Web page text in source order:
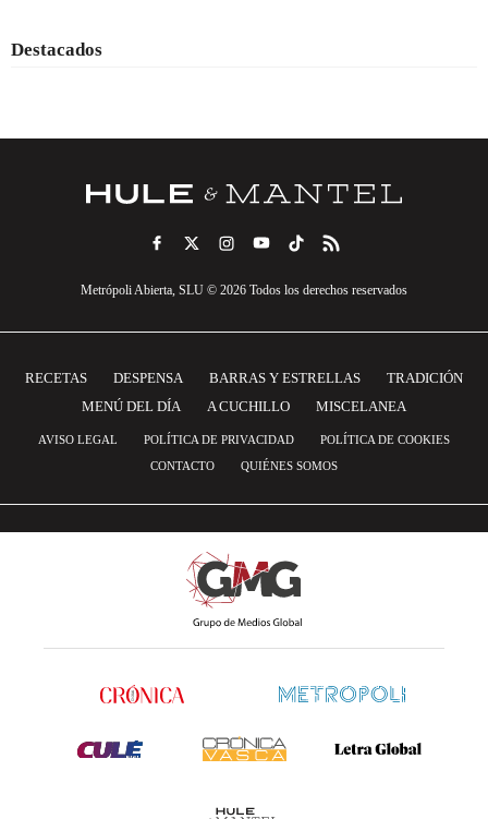
Destacados
Metrópoli Abierta, SLU © 2026 Todos los derechos reservados
RECETAS DESPENSA BARRAS Y ESTRELLAS
TRADICIÓN
MENÚ DEL DÍA
A CUCHILLO MISCELANEA
AVISO LEGAL POLÍTICA DE PRIVACIDAD
POLÍTICA DE COOKIES
CONTACTO
QUIÉNES SOMOS